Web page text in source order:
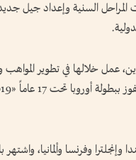
المراحل السنية وإعداد جيل
عمل خلالها في تطوير
وفرنسا وألمانيا،